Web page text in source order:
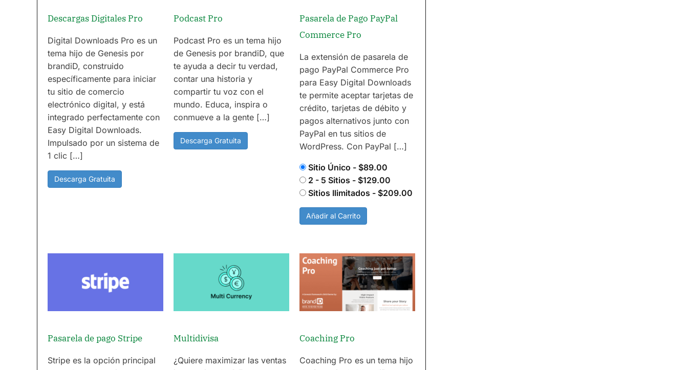
Descargas Digitales Pro
Digital Downloads Pro es un
tema hijo de Genesis por
brandiD, construido
específicamente para iniciar
tu sitio de comercio
electrónico digital, y está
integrado perfectamente con
Easy Digital Downloads.
Impulsado por un sistema de
1 clic […]
Descarga Gratuita
Podcast Pro
Podcast Pro es un tema hijo
de Genesis por brandiD, que
te ayuda a decir tu verdad,
contar una historia y
compartir tu voz con el
mundo. Educa, inspira o
conmueve a la gente […]
Descarga Gratuita
Pasarela de Pago PayPal
Commerce Pro
La extensión de pasarela de
pago PayPal Commerce Pro
para Easy Digital Downloads
te permite aceptar tarjetas de
crédito, tarjetas de débito y
pagos alternativos junto con
PayPal en tus sitios de
WordPress. Con PayPal […]
Sitio Único - $89.00
2 - 5 Sitios - $129.00
Sitios Ilimitados - $209.00
Añadir al Carrito
Pasarela de pago Stripe
Stripe es la opción principal
Multidivisa
¿Quiere maximizar las ventas
Coaching Pro
Coaching Pro es un tema hijo